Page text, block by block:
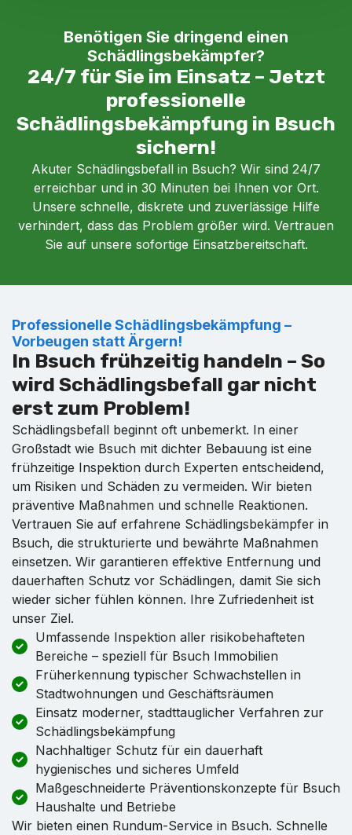
Benötigen Sie dringend einen
Schädlingsbekämpfer?
24/7 für Sie im Einsatz – Jetzt
professionelle
Schädlingsbekämpfung in Bsuch
sichern!
Akuter Schädlingsbefall in Bsuch? Wir sind 24/7
erreichbar und in 30 Minuten bei Ihnen vor Ort.
Unsere schnelle, diskrete und zuverlässige Hilfe
verhindert, dass das Problem größer wird. Vertrauen
Sie auf unsere sofortige Einsatzbereitschaft.
Professionelle Schädlingsbekämpfung –
Vorbeugen statt Ärgern!
In Bsuch frühzeitig handeln – So
wird Schädlingsbefall gar nicht
erst zum Problem!
Schädlingsbefall beginnt oft unbemerkt. In einer
Großstadt wie Bsuch mit dichter Bebauung ist eine
frühzeitige Inspektion durch Experten entscheidend,
um Risiken und Schäden zu vermeiden. Wir bieten
präventive Maßnahmen und schnelle Reaktionen.
Vertrauen Sie auf erfahrene Schädlingsbekämpfer in
Bsuch, die strukturierte und bewährte Maßnahmen
einsetzen. Wir garantieren effektive Entfernung und
dauerhaften Schutz vor Schädlingen, damit Sie sich
wieder sicher fühlen können. Ihre Zufriedenheit ist
unser Ziel.
Umfassende Inspektion aller risikobehafteten
Bereiche – speziell für Bsuch Immobilien
Früherkennung typischer Schwachstellen in
Stadtwohnungen und Geschäftsräumen
Einsatz moderner, stadttauglicher Verfahren zur
Schädlingsbekämpfung
Nachhaltiger Schutz für ein dauerhaft
hygienisches und sicheres Umfeld
Maßgeschneiderte Präventionskonzepte für Bsuch
Haushalte und Betriebe
Wir bieten einen Rundum-Service in Bsuch. Schnelle